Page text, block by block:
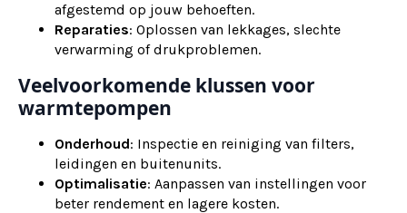
afgestemd op jouw behoeften.
Reparaties: Oplossen van lekkages, slechte
verwarming of drukproblemen.
Veelvoorkomende klussen voor
warmtepompen
Onderhoud: Inspectie en reiniging van filters,
leidingen en buitenunits.
Optimalisatie: Aanpassen van instellingen voor
beter rendement en lagere kosten.